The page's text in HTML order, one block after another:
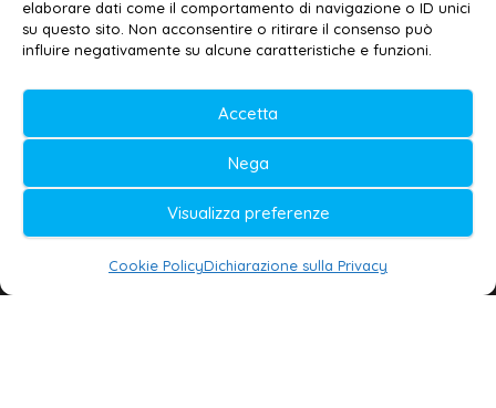
elaborare dati come il comportamento di navigazione o ID unici
su questo sito. Non acconsentire o ritirare il consenso può
influire negativamente su alcune caratteristiche e funzioni.
Accetta
Nega
Visualizza preferenze
Cookie PolicyDichiarazione sulla Privacy
© 2020-2026 | Galatina24 ®
Testata iscritta al n. 11/2020 Registro della
Stampa Tribunale di Lecce
Editore e direttore responsabile:
Daniele G. Masciullo
Galatina24 è marchio registrato dal Ministero
delle Imprese